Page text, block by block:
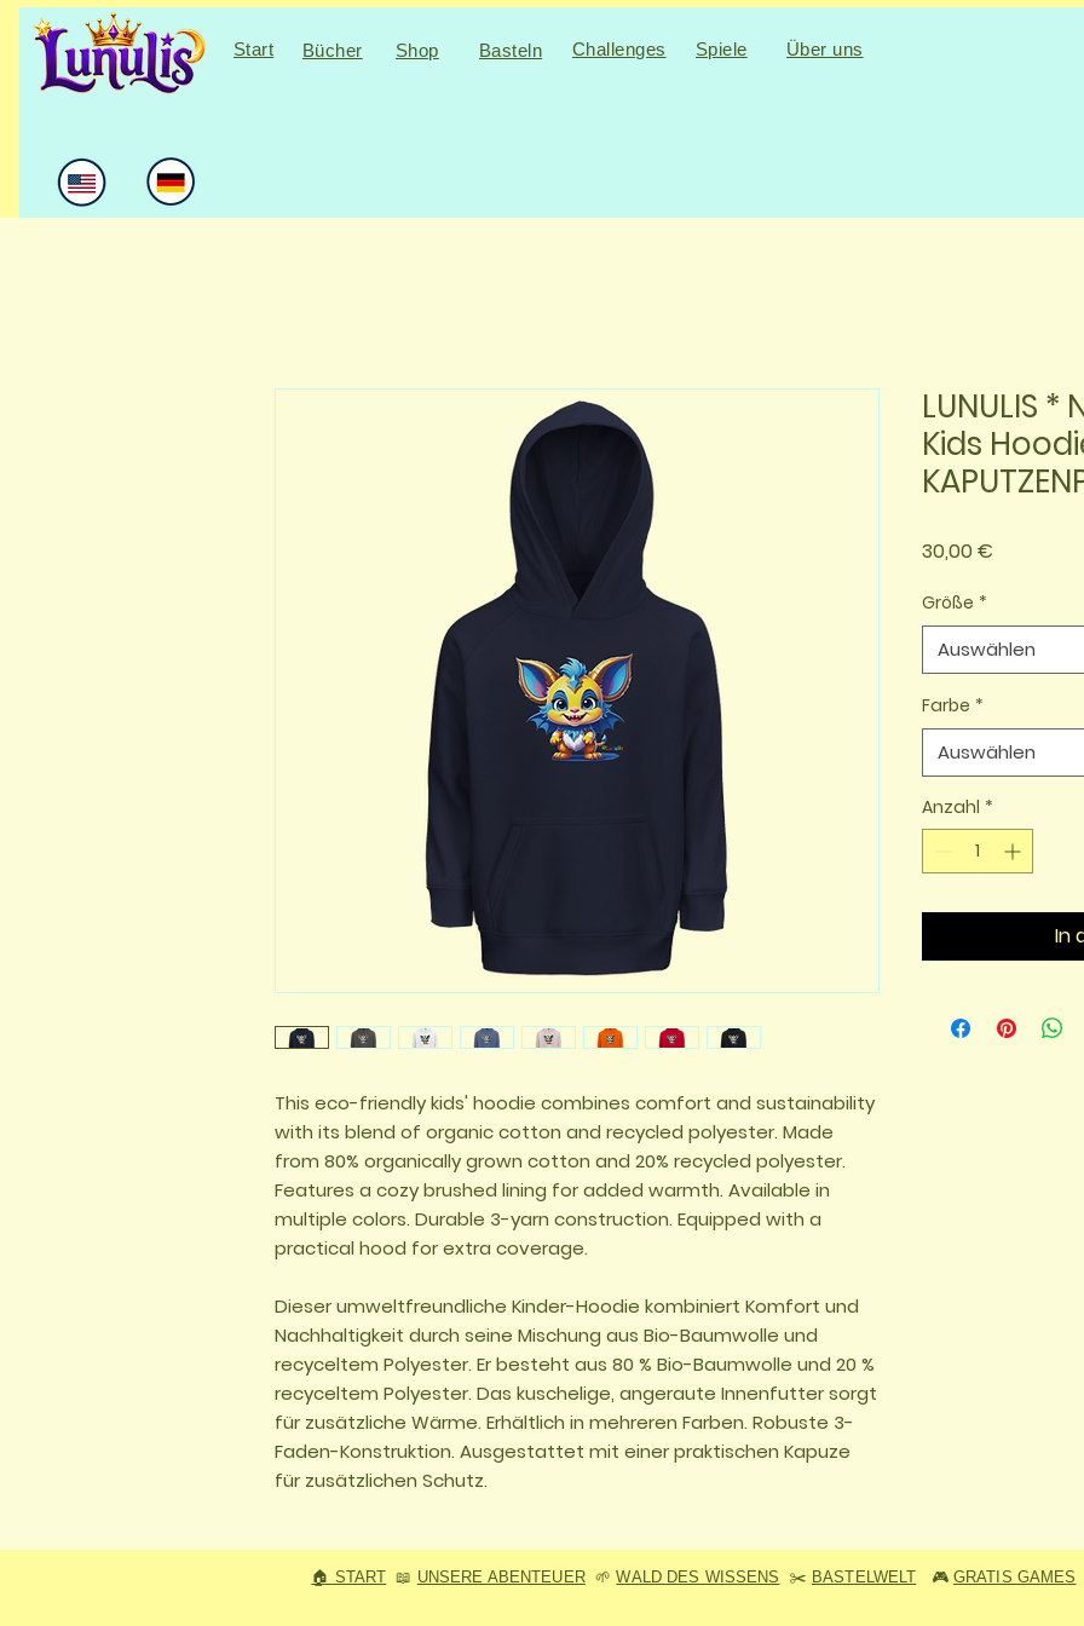
Start Bücher Shop Basteln Challenges Spiele Über uns
This eco-friendly kids' hoodie combines comfort and sustainability
with its blend of organic cotton and recycled polyester. Made
from 80% organically grown cotton and 20% recycled polyester.
Features a cozy brushed lining for added warmth. Available in
multiple colors. Durable 3-yarn construction. Equipped with a
practical hood for extra coverage.
Dieser umweltfreundliche Kinder-Hoodie kombiniert Komfort und
Nachhaltigkeit durch seine Mischung aus Bio-Baumwolle und
recyceltem Polyester. Er besteht aus 80 % Bio-Baumwolle und 20 %
recyceltem Polyester. Das kuschelige, angeraute Innenfutter sorgt
für zusätzliche Wärme. Erhältlich in mehreren Farben. Robuste 3-
Faden-Konstruktion. Ausgestattet mit einer praktischen Kapuze
für zusätzlichen Schutz.
LUNULIS
Kids
30,00 €
Größe *
Auswählen
Farbe *
Auswählen
Anzahl *
In
🏠 START 📖 UNSERE ABENTEUER🌱WALD DES WISSENS ✂️ BASTELWELT 🎮 GRATIS GAMES